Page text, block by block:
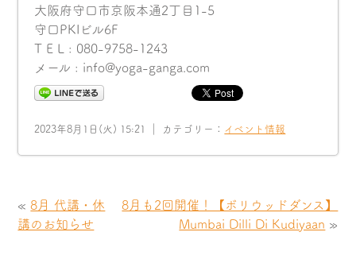
大阪府守口市京阪本通2丁目1-5
守口PKIビル6F
T E L : 080-9758-1243
メール : info@yoga-ganga.com
2023年8月1日(火) 15:21 ｜ カテゴリー： イベント情報
«8月 代講・休
講のお知らせ
8月も2回開催！【ボリウッドダンス】
Mumbai Dilli Di Kudiyaan »